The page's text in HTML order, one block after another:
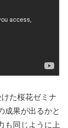
た桜花ゼミナ
成果が出るかと
も同じように上